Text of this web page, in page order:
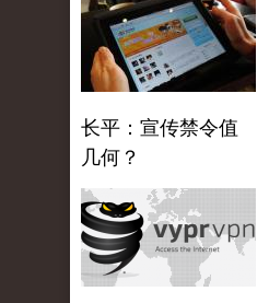
长平：宣传禁令值
几何？